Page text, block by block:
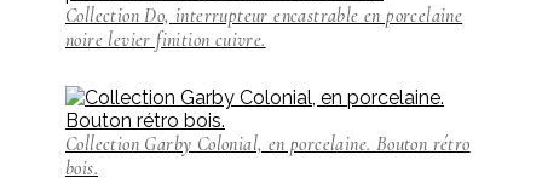
Collection Do, interrupteur encastrable en porcelaine
noire levier finition cuivre.
Collection Garby Colonial, en porcelaine. Bouton rétro
bois.